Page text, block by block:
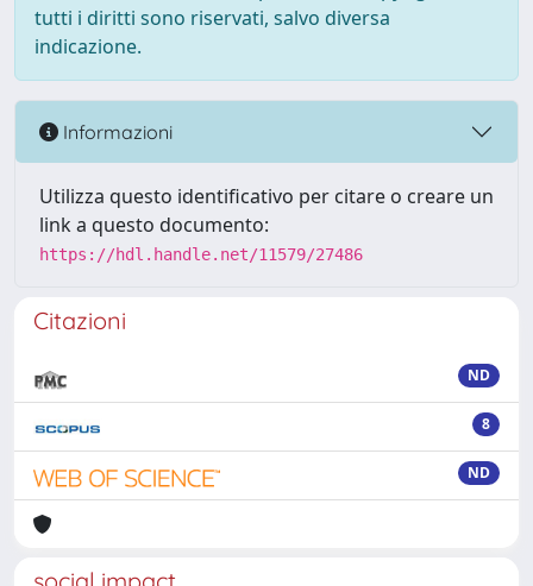
tutti i diritti sono riservati, salvo diversa
indicazione.
Informazioni
Utilizza questo identificativo per citare o creare un
link a questo documento:
https://hdl.handle.net/11579/27486
Citazioni
ND
8
ND